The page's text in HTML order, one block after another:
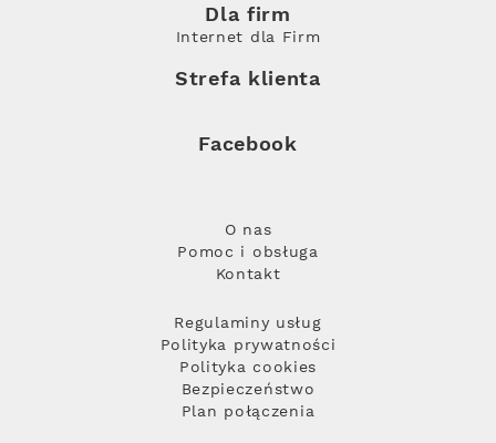
Dla firm
Internet dla Firm
Strefa klienta
Facebook
O nas
Pomoc i obsługa
Kontakt
Regulaminy usług
Polityka prywatności
Polityka cookies
Bezpieczeństwo
Plan połączenia